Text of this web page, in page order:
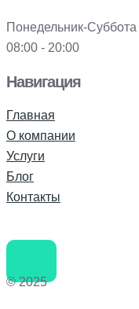
Понедельник-Суббота
08:00 - 20:00
Навигация
Главная
О компании
Услуги
Блог
Контакты
© 2025